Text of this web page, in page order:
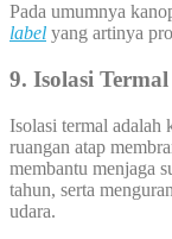
Pada umumnya
label yang artinya
9. Isolasi
Isolasi termal adalah
ruangan atap
membantu menjaga
tahun, serta
udara.